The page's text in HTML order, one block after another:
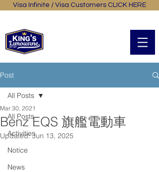
Visa Infinite / Visa Customers CLICK HERE
Post
All Posts
Activities
Notice
News
All Posts
Benz EQS 旗艦電動車
Mar 30, 2021
Updated:Jun 13, 2025